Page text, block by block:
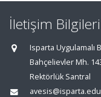
İletişim Bilgileri
Isparta Uygulamalı
Bahçelievler Mh.
Rektörlük Santral